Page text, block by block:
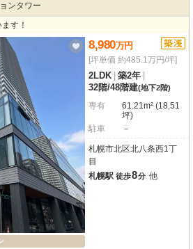
ンタワー
す！
8,980万円
[坪単価 約485.1万円/坪]
2LDK 築2年
32階/48階建(地下2階)
専有
61.21m² (18.51
坪)
駐車
－
札幌市北区北八条西1丁
目
札幌駅 徒歩8分 他